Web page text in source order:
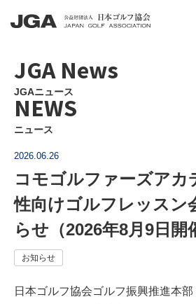
JGA News
JGAニュース
NEWS
ニュース
2026.06.26
コモゴルファーズアカ
性向けゴルフレッスン
らせ（2026年8月9日開
お知らせ
日本ゴルフ協会ゴルフ振興推進本